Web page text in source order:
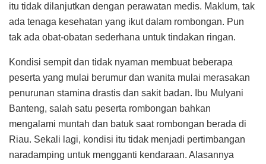
itu tidak dilanjutkan dengan perawatan medis. Maklum, tak
ada tenaga kesehatan yang ikut dalam rombongan. Pun
tak ada obat-obatan sederhana untuk tindakan ringan.
Kondisi sempit dan tidak nyaman membuat beberapa
peserta yang mulai berumur dan wanita mulai merasakan
penurunan stamina drastis dan sakit badan. Ibu Mulyani
Banteng, salah satu peserta rombongan bahkan
mengalami muntah dan batuk saat rombongan berada di
Riau. Sekali lagi, kondisi itu tidak menjadi pertimbangan
naradamping untuk mengganti kendaraan. Alasannya